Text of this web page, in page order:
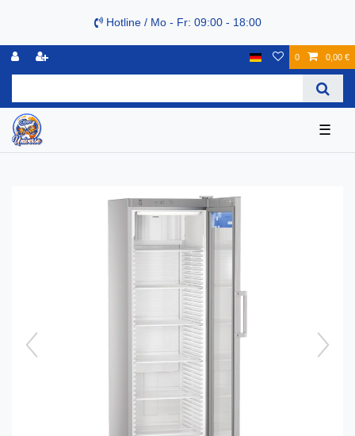
Hotline / Mo - Fr: 09:00 - 18:00
0 0,00 €
☰